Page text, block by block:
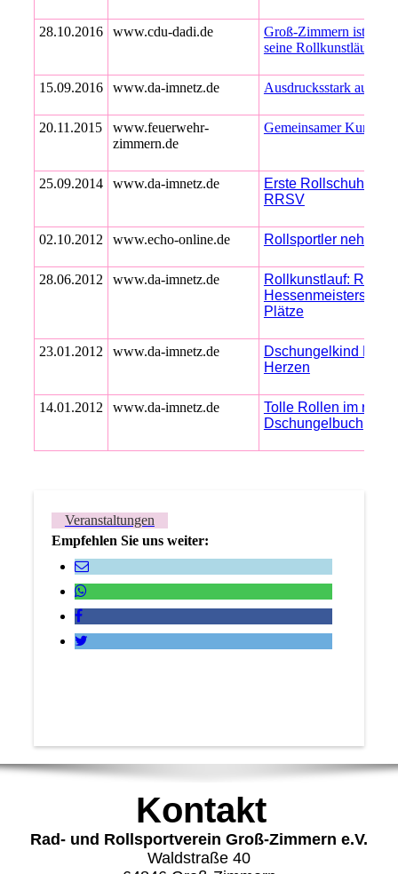
28.10.2016 www.cdu-dadi.de
Groß-Zimmern ist
seine Rollkunstläufer
15.09.2016 www.da-imnetz.de Ausdrucksstark auf
20.11.2015
www.feuerwehr-
zimmern.de
Gemeinsamer Kurs in
25.09.2014 www.da-imnetz.de
Erste
RRSV
02.10.2012 www.echo-online.de Rollsportler nehmen
28.06.2012 www.da-imnetz.de
Rollkunstlauf: RRSV
Plätze
23.01.2012 www.da-imnetz.de
Dschungelkind
Herzen
14.01.2012 www.da-imnetz.de
Tolle Rollen im
Dschungelbuch
Veranstaltungen
Empfehlen Sie uns weiter:
Kontakt
Rad- und Rollsportverein Groß-Zimmern e.V.
Waldstraße 40